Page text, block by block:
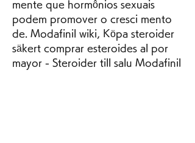
mente que hormônios sexuais
podem promover o cresci mento
de. Modafinil wiki, Köpa steroider
säkert comprar esteroides al por
mayor - Steroider till salu Modafinil